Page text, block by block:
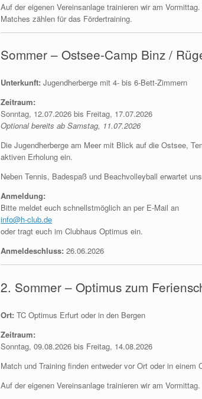
Auf der eigenen Vereinsanlage trainieren wir am
Matches zählen für das Fördertraining.
Sommer – Ostsee-Camp Binz /
Unterkunft: Jugendherberge mit 4- bis 6-Bett-Zimmern
Zeitraum:
Sonntag, 12.07.2026 bis Freitag, 17.07.2026
Optional bereits ab Samstag, 11.07.2026
Die Jugendherberge am Meer mit Blick auf die Ostsee,
aktiven Erholung ein.
Neben Tennis, Badespaß und Beachvolleyball erwartet
Anmeldung:
Bitte meldet euch schnellstmöglich an per E-Mail an
info@h-club.de
oder tragt euch im Clubhaus Optimus ein.
Anmeldeschluss: 26.06.2026
2. Sommer – Optimus zum
Ort: TC Optimus Erfurt oder in den Bergen
Zeitraum:
Sonntag, 09.08.2026 bis Freitag, 14.08.2026
Match und Training finden entweder vor Ort oder in einem
Auf der eigenen Vereinsanlage trainieren wir am